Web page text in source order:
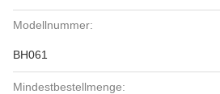
Modellnummer:
BH061
Mindestbestellmenge: